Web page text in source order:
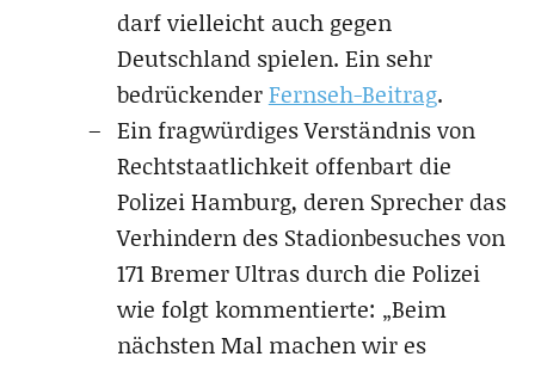
darf vielleicht auch gegen
Deutschland spielen. Ein sehr
bedrückenderFernseh-Beitrag.
Ein fragwürdiges Verständnis von
Rechtstaatlichkeit offenbart die
Polizei Hamburg, deren Sprecher das
Verhindern des Stadionbesuches von
171 Bremer Ultras durch die Polizei
wie folgt kommentierte: „Beim
nächsten Mal machen wir es